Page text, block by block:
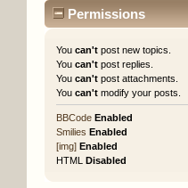
Permissions
You can'tpost new topics.
You can'tpost replies.
You can'tpost attachments.
You can'tmodify your posts.
BBCode Enabled
Smilies Enabled
[img] Enabled
HTML Disabled